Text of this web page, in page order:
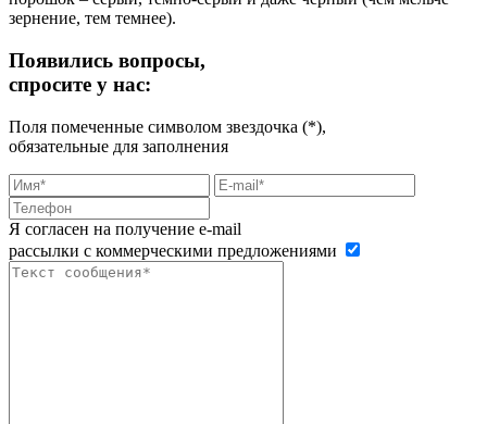
зернение, тем темнее).
Появились вопросы,
спросите у нас:
Поля помеченные символом звездочка (*),
обязательные для заполнения
Я согласен на получение e-mail
рассылки с коммерческими предложениями